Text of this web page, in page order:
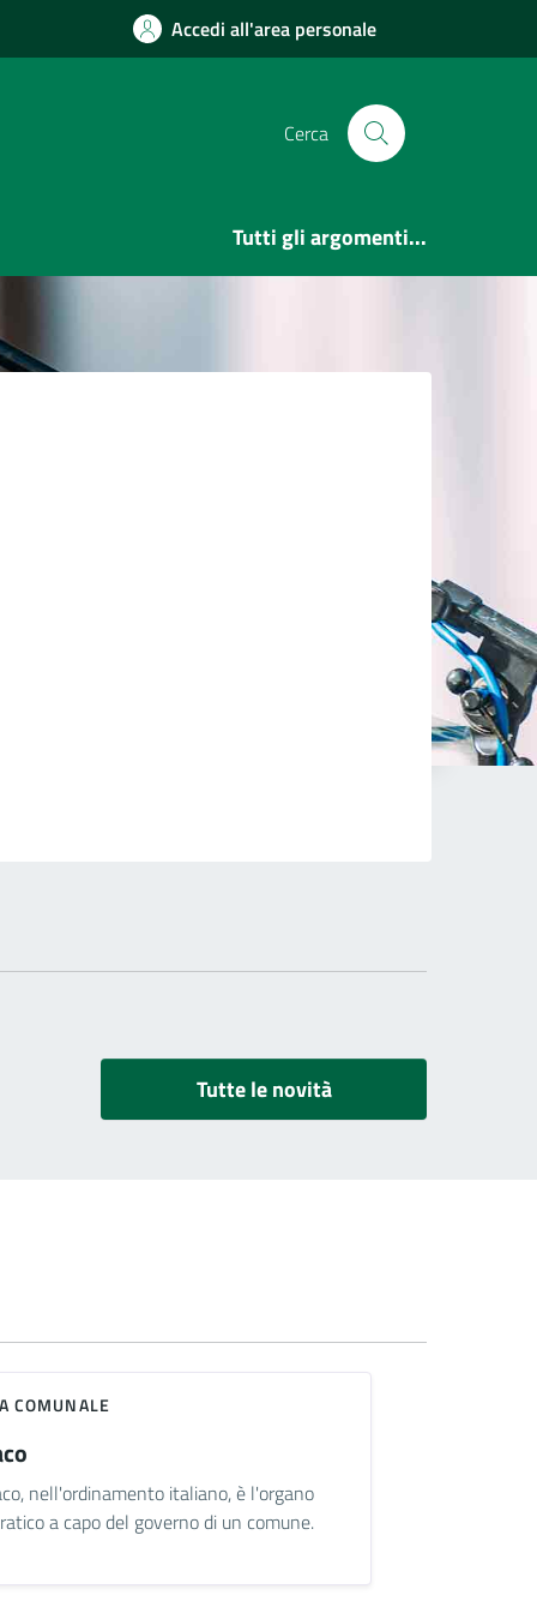
Accedi all'area personale
Cerca
Tutti gli argomenti...
Tutte le novità
COMUNALE
nell'ordinamento italiano, è l'organo
a capo del governo di un comune.